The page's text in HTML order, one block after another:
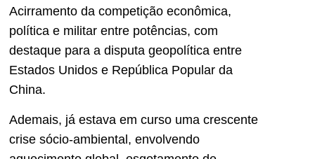
Acirramento da competição econômica,
política e militar entre potências, com
destaque para a disputa geopolítica entre
Estados Unidos e República Popular da
China.
Ademais, já estava em curso uma crescente
crise sócio-ambiental, envolvendo